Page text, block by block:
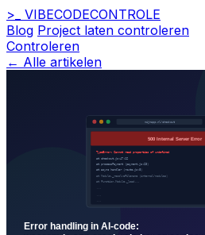
>_ VIBECODECONTROLE
Blog Project laten controleren
Controleren
← Alle artikelen